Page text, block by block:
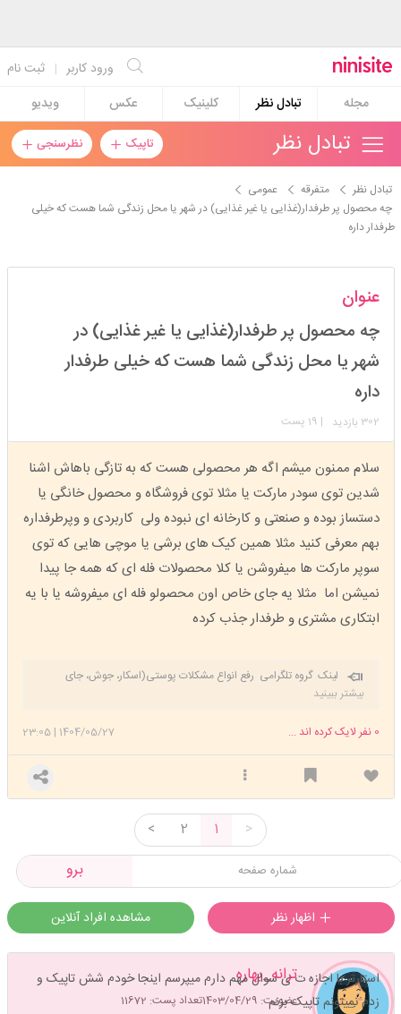
ثبت نام | ورود کاربر
مجله
تبادل نظر کلینیک عکس ویدیو
تاپیک نظرسنجی تبادل نظر
تبادل نظر متفرقه
عمومی
چه محصول پر طرفدار(غذایی یا غیر غذایی) در شهر یا محل زندگی شما هست که خیلی
طرفدار داره
عضویت: 1400/04/16
عنوان
چه محصول پر طرفدار(غذایی یا غیر غذایی) در
شهر یا محل زندگی شما هست که خیلی طرفدار
داره
302 بازدید | 19 پست
سلام ممنون میشم اگه هر محصولی هست که به تازگی باهاش اشنا
شدین توی سودر مارکت یا مثلا توی فروشگاه و محصول خانگی یا
دستساز بوده و صنعتی و کارخانه ای نبوده ولی کاربردی و وپرطرفداره
بهم معرفی کنید مثلا همین کیک های برشی یا موچی هایی که توی
سوپر مارکت ها میفروشن یا کلا محصولات فله ای که همه جا پیدا
نمیشن اما مثلا یه جای خاص اون محصولو فله ای میفروشه یا با یه
ابتکاری مشتری و طرفدار جذب کرده
لینک گروه تلگرامی رفع انواع مشکلات پوستی(اسکار، جوش، جای
جوش، لک)
بیشتر ببینید
1404/05/27
|
23:05 0 نفر لایک کرده اند ...
>
1
2
<
برو
مشاهده افراد آنلاین
ترانه_بهاره
عضویت: 1403/04/29 تعداد پست: 11672
استارتر با اجازه ت ی سوال مهم دارم میپرسم اینجا خودم شش تاپیک و
زدم نمیتونم تاپیک بزنم